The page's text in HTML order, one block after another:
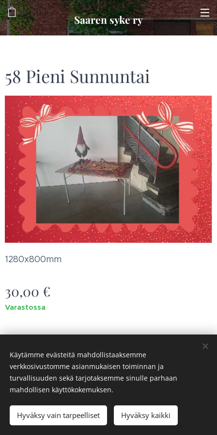
Saaren syke ry
58 Pieni Sunnuntai
1280x800mm
30,00 €
Varastossa
Lisää ostoskoriin
Saaren syke ry Evästeet
Käytämme evästeitä mahdollistaaksemme
verkkosivustomme asianmukaisen toiminnan ja
turvallisuuden sekä tarjotaksemme sinulle parhaan
mahdollisen käyttökokemuksen.
Hyväksy vain tarpeelliset Hyväksy kaikki